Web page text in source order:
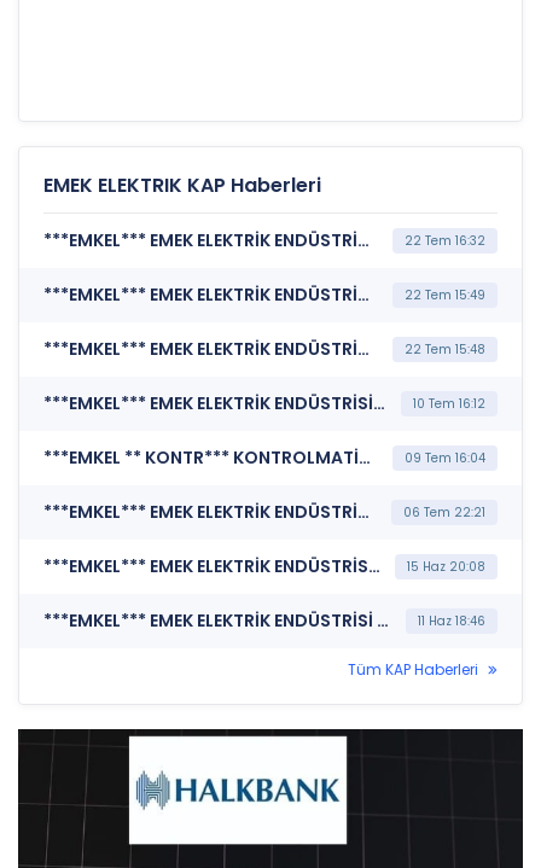
EMEK ELEKTRIK KAP Haberleri
***EMKEL*** EMEK ELEKTRİK ENDÜSTRİSİ A.Ş. (Şirket Genel Bilgi Formu) 22 Tem 16:32
***EMKEL*** EMEK ELEKTRİK ENDÜSTRİSİ A.Ş. (Şirket Genel Bilgi Formu) 22 Tem 15:49
***EMKEL*** EMEK ELEKTRİK ENDÜSTRİSİ A.Ş. (Özel Durum Açıklaması (Genel)) 22 Tem 15:48
***EMKEL*** EMEK ELEKTRİK ENDÜSTRİSİ A.Ş. (Şirket Genel Bilgi Formu) 10 Tem 16:12
***EMKEL ** KONTR*** KONTROLMATİK TEKNOLOJİ ENERJİ VE MÜHENDİSLİK A.Ş. (Özel Durum Açıklaması (Genel)) 09 Tem 16:04
***EMKEL*** EMEK ELEKTRİK ENDÜSTRİSİ A.Ş. (Özel Durum Açıklaması (Genel)) 06 Tem 22:21
***EMKEL*** EMEK ELEKTRİK ENDÜSTRİSİ A.Ş. (Şirket Genel Bilgi Formu) 15 Haz 20:08
***EMKEL*** EMEK ELEKTRİK ENDÜSTRİSİ A.Ş. (Özel Durum Açıklaması (Genel)) 11 Haz 18:46
Tüm KAP Haberleri